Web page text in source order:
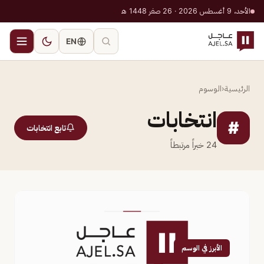
الأحد، 9 أغسطس 2026 · 26 صفر 1448 هـ
EN
الرئيسية‹الوسوم
# انتخابات
24 خبراً مرتبطاً
تابع انتخابات
الأبرز في الوسم